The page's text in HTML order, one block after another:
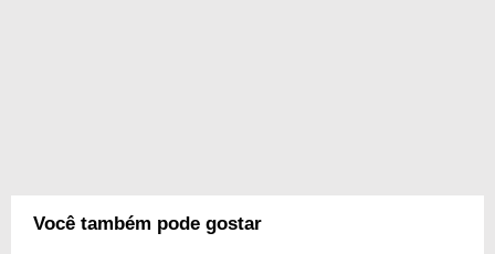
Você também pode gostar